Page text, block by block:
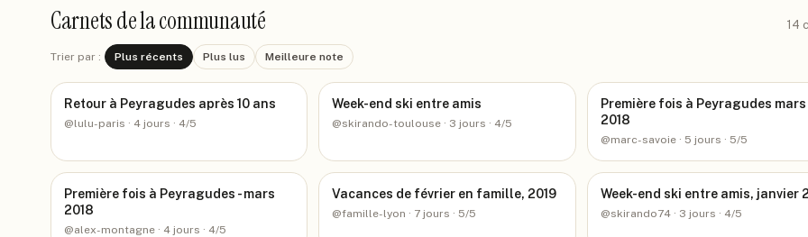
Carnets de la communauté 14
Trier par : Plus récents Plus lus Meilleure note
Retour à Peyragudes après 10 ans
@lulu-paris · 4 jours · 4/5
Week-end ski entre amis
@skirando-toulouse · 3 jours · 4/5
Première fois à Peyragudes mars
2018
@marc-savoie· 5 jours · 5/5
Première fois à Peyragudes - mars
2018
@alex-montagne · 4 jours · 4/5
Vacances de février en famille, 2019
@famille-lyon · 7 jours · 5/5
Week-end ski entre amis, janvier
@skirando74· 3 jours · 4/5